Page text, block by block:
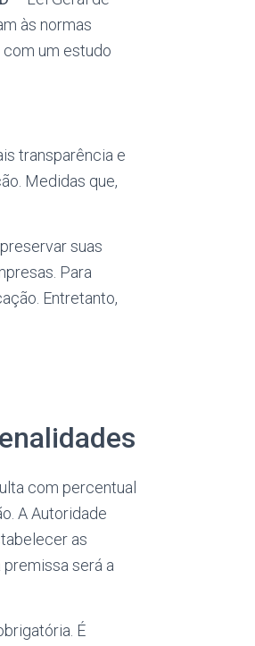
às normas
um estudo
transparência e
Medidas que,
suas
Para
Entretanto,
com percentual
A Autoridade
as
será a
É